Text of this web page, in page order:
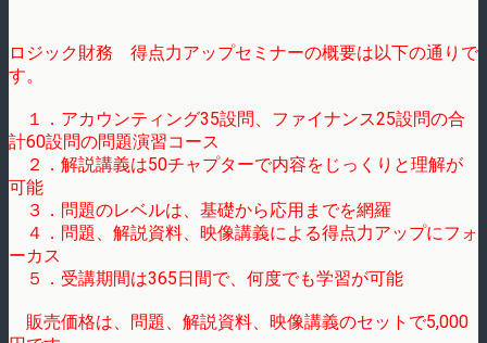
ロジック財務 得点力アップセミナーの概要は以下の通りで
す。
１．アカウンティング35設問、ファイナンス25設問の合
計60設問の問題演習コース
２．解説講義は50チャプターで内容をじっくりと理解が
可能
３．問題のレベルは、基礎から応用までを網羅
４．問題、解説資料、映像講義による得点力アップにフォ
ーカス
５．受講期間は365日間で、何度でも学習が可能
販売価格は、問題、解説資料、映像講義のセットで5,000